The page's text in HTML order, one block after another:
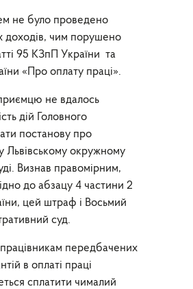
не було проведено
доходів, чим порушено
95 КЗпП України та
«Про оплату праці».
не вдалось
дій Головного
постанову про
Львівському окружному
Визнав правомірним,
до абзацу 4 частини 2
цей штраф і Восьмий
суд.
працівникам передбачених
в оплаті праці
сплатити чималий